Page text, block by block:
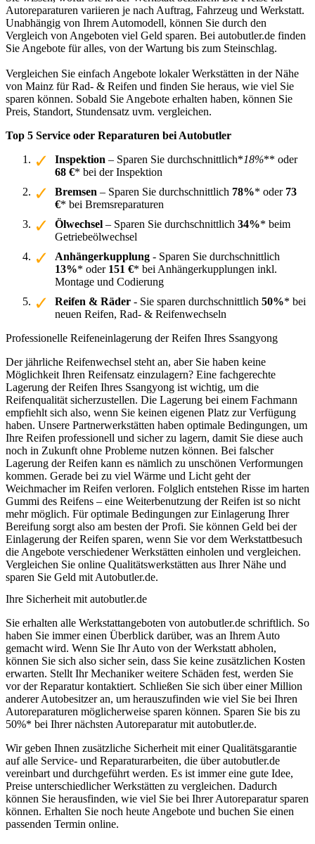
Autoreparaturen variieren je nach Auftrag, Fahrzeug und Werkstatt.
Unabhängig von Ihrem Automodell, können Sie durch den
Vergleich von Angeboten viel Geld sparen. Bei autobutler.de finden
Sie Angebote für alles, von der Wartung bis zum Steinschlag.
Vergleichen Sie einfach Angebote lokaler Werkstätten in der Nähe
von Mainz für Rad- & Reifen und finden Sie heraus, wie viel Sie
sparen können. Sobald Sie Angebote erhalten haben, können Sie
Preis, Standort, Stundensatz uvm. vergleichen.
Top 5 Service oder Reparaturen bei Autobutler
Inspektion – Sparen Sie durchschnittlich*18%** oder
68 €* bei der Inspektion
Bremsen – Sparen Sie durchschnittlich 78%* oder 73
€* bei Bremsreparaturen
Ölwechsel – Sparen Sie durchschnittlich 34%* beim
Getriebeölwechsel
Anhängerkupplung - Sparen Sie durchschnittlich
13%* oder 151 €* bei Anhängerkupplungen inkl.
Montage und Codierung
Reifen & Räder - Sie sparen durchschnittlich 50%* bei
neuen Reifen, Rad- & Reifenwechseln
Professionelle Reifeneinlagerung der Reifen Ihres Ssangyong
Der jährliche Reifenwechsel steht an, aber Sie haben keine
Möglichkeit Ihren Reifensatz einzulagern? Eine fachgerechte
Lagerung der Reifen Ihres Ssangyong ist wichtig, um die
Reifenqualität sicherzustellen. Die Lagerung bei einem Fachmann
empfiehlt sich also, wenn Sie keinen eigenen Platz zur Verfügung
haben. Unsere Partnerwerkstätten haben optimale Bedingungen, um
Ihre Reifen professionell und sicher zu lagern, damit Sie diese auch
noch in Zukunft ohne Probleme nutzen können. Bei falscher
Lagerung der Reifen kann es nämlich zu unschönen Verformungen
kommen. Gerade bei zu viel Wärme und Licht geht der
Weichmacher im Reifen verloren. Folglich entstehen Risse im harten
Gummi des Reifens – eine Weiterbenutzung der Reifen ist so nicht
mehr möglich. Für optimale Bedingungen zur Einlagerung Ihrer
Bereifung sorgt also am besten der Profi. Sie können Geld bei der
Einlagerung der Reifen sparen, wenn Sie vor dem Werkstattbesuch
die Angebote verschiedener Werkstätten einholen und vergleichen.
Vergleichen Sie online Qualitätswerkstätten aus Ihrer Nähe und
sparen Sie Geld mit Autobutler.de.
Ihre Sicherheit mit autobutler.de
Sie erhalten alle Werkstattangeboten von autobutler.de schriftlich. So
haben Sie immer einen Überblick darüber, was an Ihrem Auto
gemacht wird. Wenn Sie Ihr Auto von der Werkstatt abholen,
können Sie sich also sicher sein, dass Sie keine zusätzlichen Kosten
erwarten. Stellt Ihr Mechaniker weitere Schäden fest, werden Sie
vor der Reparatur kontaktiert. Schließen Sie sich über einer Million
anderer Autobesitzer an, um herauszufinden wie viel Sie bei Ihren
Autoreparaturen möglicherweise sparen können. Sparen Sie bis zu
50%* bei Ihrer nächsten Autoreparatur mit autobutler.de.
Wir geben Ihnen zusätzliche Sicherheit mit einer Qualitätsgarantie
auf alle Service- und Reparaturarbeiten, die über autobutler.de
vereinbart und durchgeführt werden. Es ist immer eine gute Idee,
Preise unterschiedlicher Werkstätten zu vergleichen. Dadurch
können Sie herausfinden, wie viel Sie bei Ihrer Autoreparatur sparen
können. Erhalten Sie noch heute Angebote und buchen Sie einen
passenden Termin online.